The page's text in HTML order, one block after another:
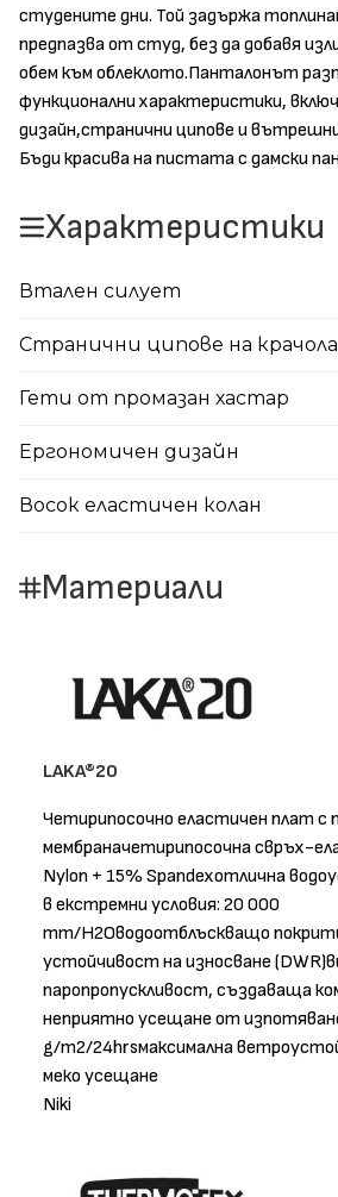
студените дни. Той задържа
предпазва от студ, без да добавя
обем към облеклото.Панталонът
функционални характеристики,
дизайн,странични ципове и
Бъди красива на пистата с дамски
Характеристики
Втален силует
Странични ципове на крачола
Гети от промазан хастар
Ергономичен дизайн
Восок еластичен колан
Материали
LAKA®20
Четирипосочно еластичен плат с
мембраначетирипосочна свръх-
Nylon + 15% Spandexотлична
в екстремни условия: 20 000
mm/H2Oводоотблъскващо
устойчивост на износване
паропропускливост, създаваща
неприятно усещане от
g/m2/24hrsмаксимална
меко усещане
Niki